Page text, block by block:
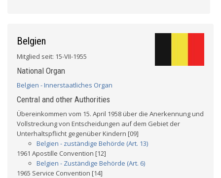
Belgien
Mitglied seit: 15-VII-1955
National Organ
Belgien - Innerstaatliches Organ
Central and other Authorities
Übereinkommen vom 15. April 1958 über die Anerkennung und
Vollstreckung von Entscheidungen auf dem Gebiet der
Unterhaltspflicht gegenüber Kindern [09]
Belgien - zuständige Behörde (Art. 13)
1961 Apostille Convention [12]
Belgien - Zuständige Behörde (Art. 6)
1965 Service Convention [14]